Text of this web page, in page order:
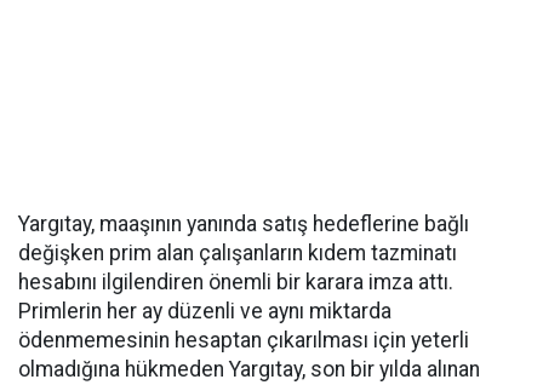
Yargıtay, maaşının yanında satış hedeflerine bağlı
değişken prim alan çalışanların kıdem tazminatı
hesabını ilgilendiren önemli bir karara imza attı.
Primlerin her ay düzenli ve aynı miktarda
ödenmemesinin hesaptan çıkarılması için yeterli
olmadığına hükmeden Yargıtay, son bir yılda alınan